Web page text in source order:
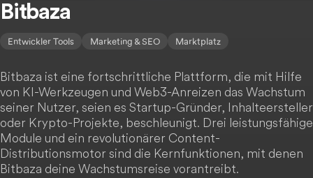
Bitbaza
Entwickler Tools Marketing & SEO Marktplatz
Bitbaza ist eine fortschrittliche Plattform, die mit Hilfe
von KI-Werkzeugen und Web3-Anreizen das Wachstum
seiner Nutzer, seien es Startup-Gründer, Inhalteersteller
oder Krypto-Projekte, beschleunigt. Drei leistungsfähige
Module und ein revolutionärer Content-
Distributionsmotor sind die Kernfunktionen, mit denen
Bitbaza deine Wachstumsreise vorantreibt.